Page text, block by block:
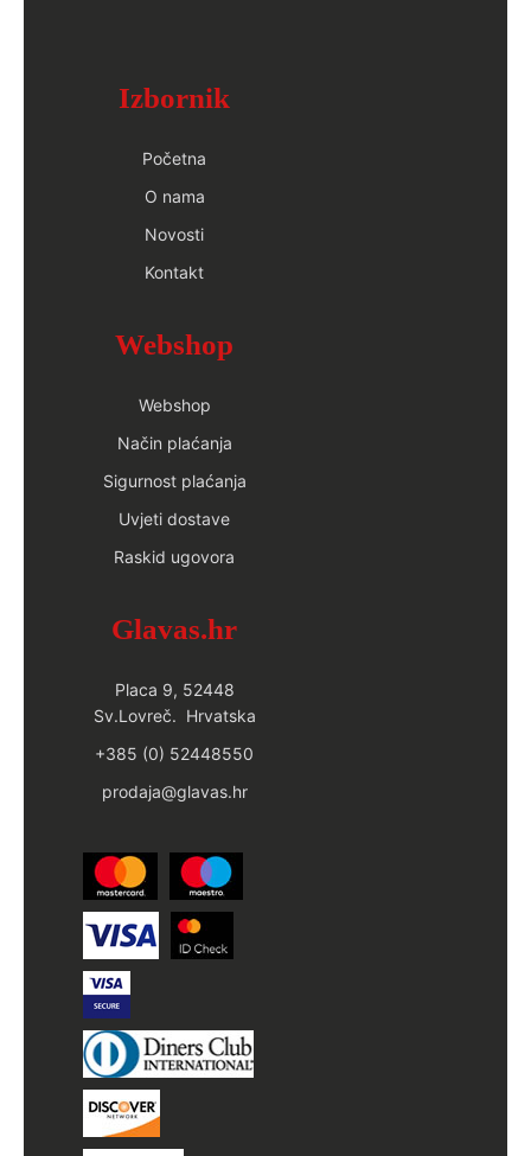
Izbornik
Početna
O nama
Novosti
Kontakt
Webshop
Webshop
Način plaćanja
Sigurnost plaćanja
Uvjeti dostave
Raskid ugovora
Glavas.hr
Placa 9, 52448
Sv.Lovreč. Hrvatska
+385 (0) 52448550
prodaja@glavas.hr